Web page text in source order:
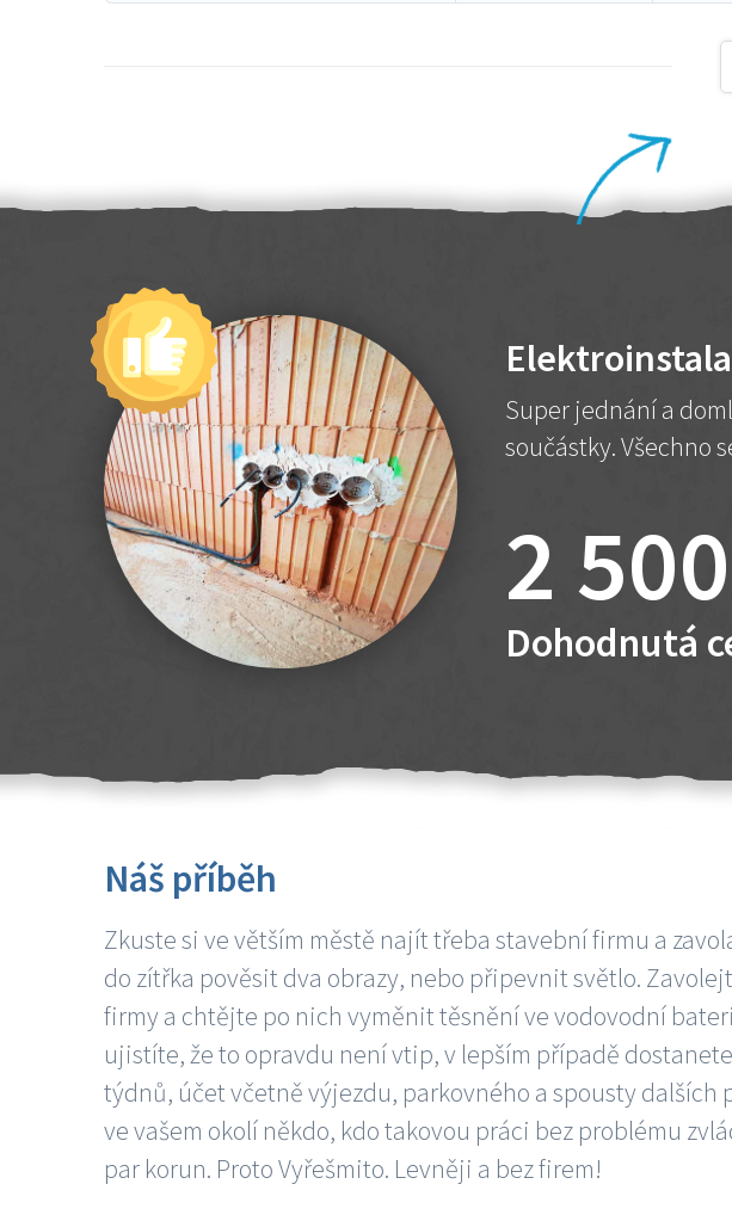
Super jednání a
součástky. Všechno
2
Dohodnutá
Náš příběh
Zkuste si ve větším městě najít třeba stavební firmu a
do zítřka pověsit dva obrazy, nebo připevnit světlo.
firmy a chtějte po nich vyměnit těsnění ve vodovodní
ujistíte, že to opravdu není vtip, v lepším případě
týdnů, účet včetně výjezdu, parkovného a spousty dalších
ve vašem okolí někdo, kdo takovou práci bez problému
par korun. Proto Vyřešmito. Levněji a bez firem!